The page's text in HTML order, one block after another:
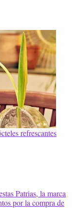
refrescantes